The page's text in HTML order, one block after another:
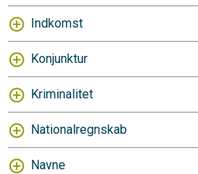
Indkomst
Konjunktur
Kriminalitet
Nationalregnskab
Navne